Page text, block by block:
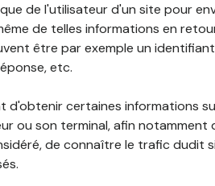
de l'utilisateur d'un site pour
de telles informations en
être par exemple un
etc.
d'obtenir certaines informations
ou son terminal, afin notamment
de connaître le trafic dudit